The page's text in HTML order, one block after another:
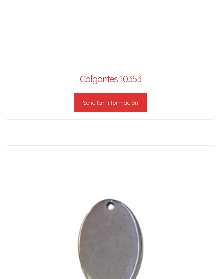
Colgantes 10353
Solicitar información